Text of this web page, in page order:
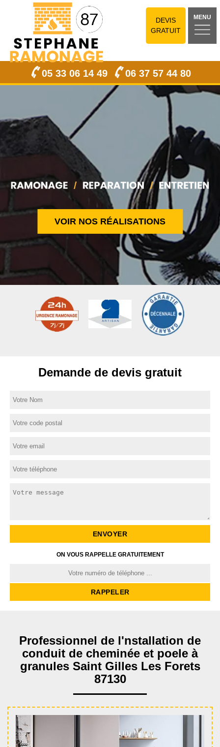
DEVIS
GRATUIT
MENU
05 33 06 14 49 06 37 57 44 80
VOIR NOS RÉALISATIONS
Demande de devis gratuit
ON VOUS RAPPELLE GRATUITEMENT
Professionnel de l'nstallation de
conduit de cheminée et poele à
granules Saint Gilles Les Forets
87130